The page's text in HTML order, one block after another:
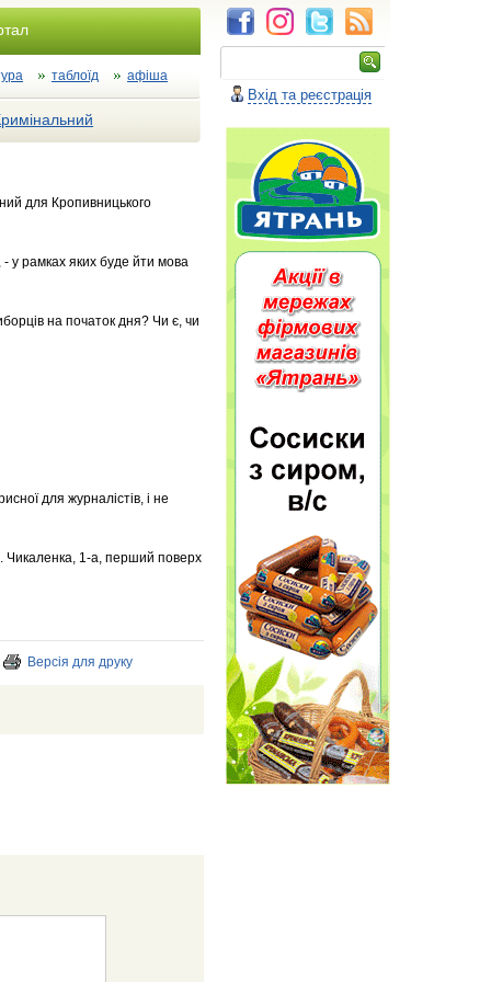
таблоїд афіша
для Кропивницького
у рамках яких буде йти мова
на початок дня? Чи є, чи
для журналістів, і не
Чикаленка, 1-а, перший поверх
Версія для друку
Вхід та реєстрація